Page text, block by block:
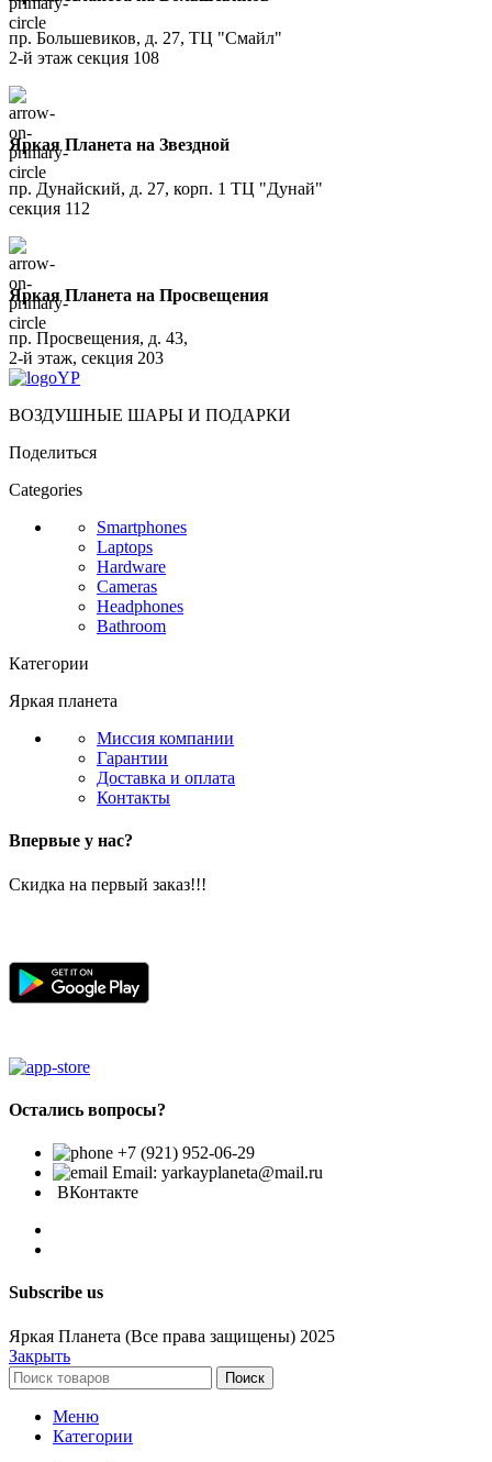
пр. Большевиков, д. 27, ТЦ "Смайл"
2-й этаж секция 108
Яркая Планета на Звездной
пр. Дунайский, д. 27, корп. 1 ТЦ "Дунай"
секция 112
Яркая Планета на Просвещения
пр. Просвещения, д. 43,
2-й этаж, секция 203
ВОЗДУШНЫЕ ШАРЫ И ПОДАРКИ
Поделиться
Categories
Smartphones
Laptops
Hardware
Cameras
Headphones
Bathroom
Категории
Яркая планета
Миссия компании
Гарантии
Доставка и оплата
Контакты
Впервые у нас?
Скидка на первый заказ!!!
Остались вопросы?
+7 (921) 952-06-29
Email: yarkayplaneta@mail.ru
ВКонтакте
Subscribe us
Яркая Планета (Все права защищены) 2025
Закрыть
Поиск
Меню
Категории